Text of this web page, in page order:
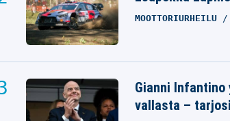
MOOTTORIURHEILU
Gianni
vallasta –